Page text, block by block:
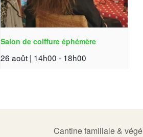
Salon de coiffure éphémère
26 août | 14h00 - 18h00
Cantine familiale & végé